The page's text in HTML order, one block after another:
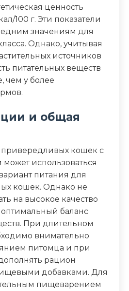
ценность
100 г. Эти показатели
значениям для
Однако, учитывая
источников
питательных веществ
чем у более
и общая
кошек с
использоваться
питания для
кошек. Однако не
на высокое качество
баланс
При длительном
внимательно
питомца и при
рацион
добавками. Для
пищеварением